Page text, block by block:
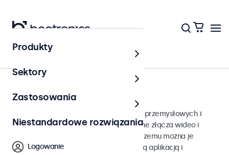
Strona główna
Monitory od 7 do 32 cali
Profesjonalne monitory do zastosowań przemysłowych i
komercyjnych. Monitory posiadają różne złącza wideo i
wszechstronne opcje montażu, dzięki czemu można je
bezproblemowo zintegrować z dowolną aplikacją i
Produkty
Sektory
Zastosowania
Niestandardowe rozwiązania
Logowanie